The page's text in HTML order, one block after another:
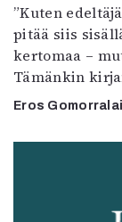
”Kuten
pitää siis
kertomaa –
Tämänkin
Eros